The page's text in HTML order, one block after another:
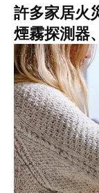
許多家居火
煙霧探測器